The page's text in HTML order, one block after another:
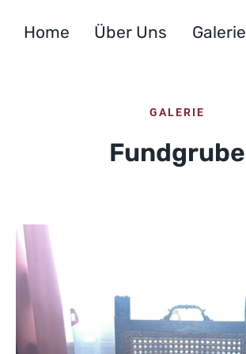
Home Über Uns Galerie
GALERIE
Fundgrube